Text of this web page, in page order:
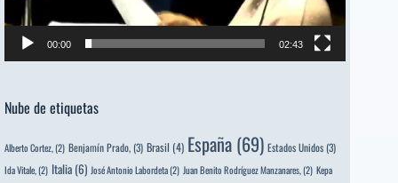
00:00 02:43
Nube de etiquetas
Alberto Cortez,(2) Benjamín Prado,(3) Brasil (4) España (69) Estados Unidos(3)
Ida Vitale,(2) Italia (6) José Antonio Labordeta(2) Juan Benito Rodríguez Manzanares,(2) Kepa